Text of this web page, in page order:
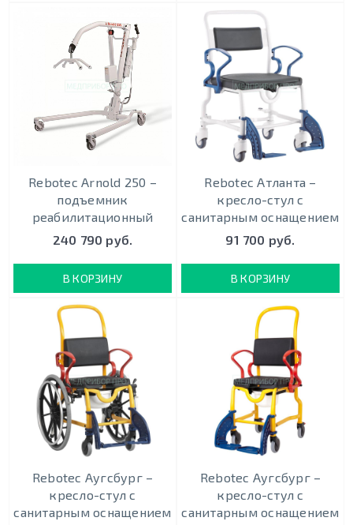
Rebotec Arnold 250 –
подъемник
реабилитационный
240 790 руб.
В КОРЗИНУ
Rebotec Атланта –
кресло-стул с
санитарным оснащением
91 700 руб.
В КОРЗИНУ
Rebotec Аугсбург –
кресло-стул с
санитарным оснащением
Rebotec Аугсбург –
кресло-стул с
санитарным оснащением